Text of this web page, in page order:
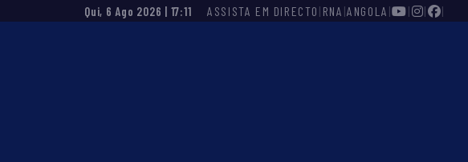
Qui, 6 Ago 2026 | 17:11 ASSISTA EM DIRECTO | RNA |ANGOLA | | | |